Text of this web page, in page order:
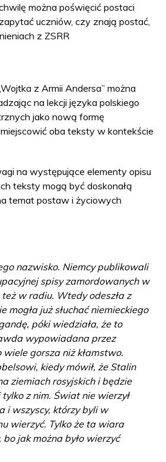
można poświęcić postaci
uczniów, czy znają postać,
z ZSRR
z Armii Andersa” można
na lekcji języka polskiego
jako nową formę
oba teksty w kontekście
na występujące elementy opisu
teksty mogą być doskonałą
temat postaw i życiowych
nazwisko. Niemcy publikowali
spisy zamordowanych w
w radiu. Wtedy odeszła z
mogła już słuchać niemieckiego
póki wiedziała, że to
wypowiadana przez
wiele gorsza niż kłamstwo.
kiedy mówił, że Stalin
ziemiach rosyjskich i będzie
z nim. Świat nie wierzył
i wszyscy, którzy byli w
wierzyć. Tylko że ta wiara
bo jak można było wierzyć